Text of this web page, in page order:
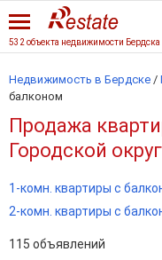
532 объекта недвижимости Бердска
Недвижимость в Бердске /
балконом
Продажа
Городской
1-комн. квартиры с
2-комн. квартиры с
115 объявлений